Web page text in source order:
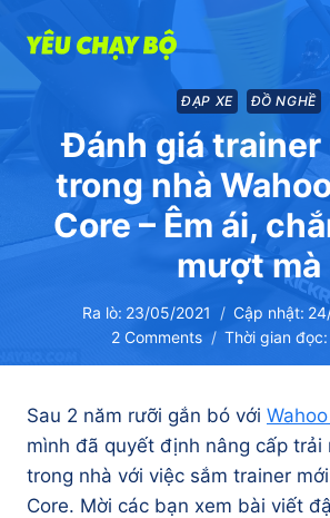
to
content
ĐẠP XE ĐỒ NGHỀ
Đánh giá trainer
trong nhà
Core – Êm ái,
mượt mà
Ra lò: 23/05/2021 Cập nhật:
2 Comments
Thời gian đọc:
Sau 2 năm rưỡi gắn bó với
mình đã quyết định nâng cấp trải
trong nhà với việc sắm trainer
Core. Mời các bạn xem bài viết